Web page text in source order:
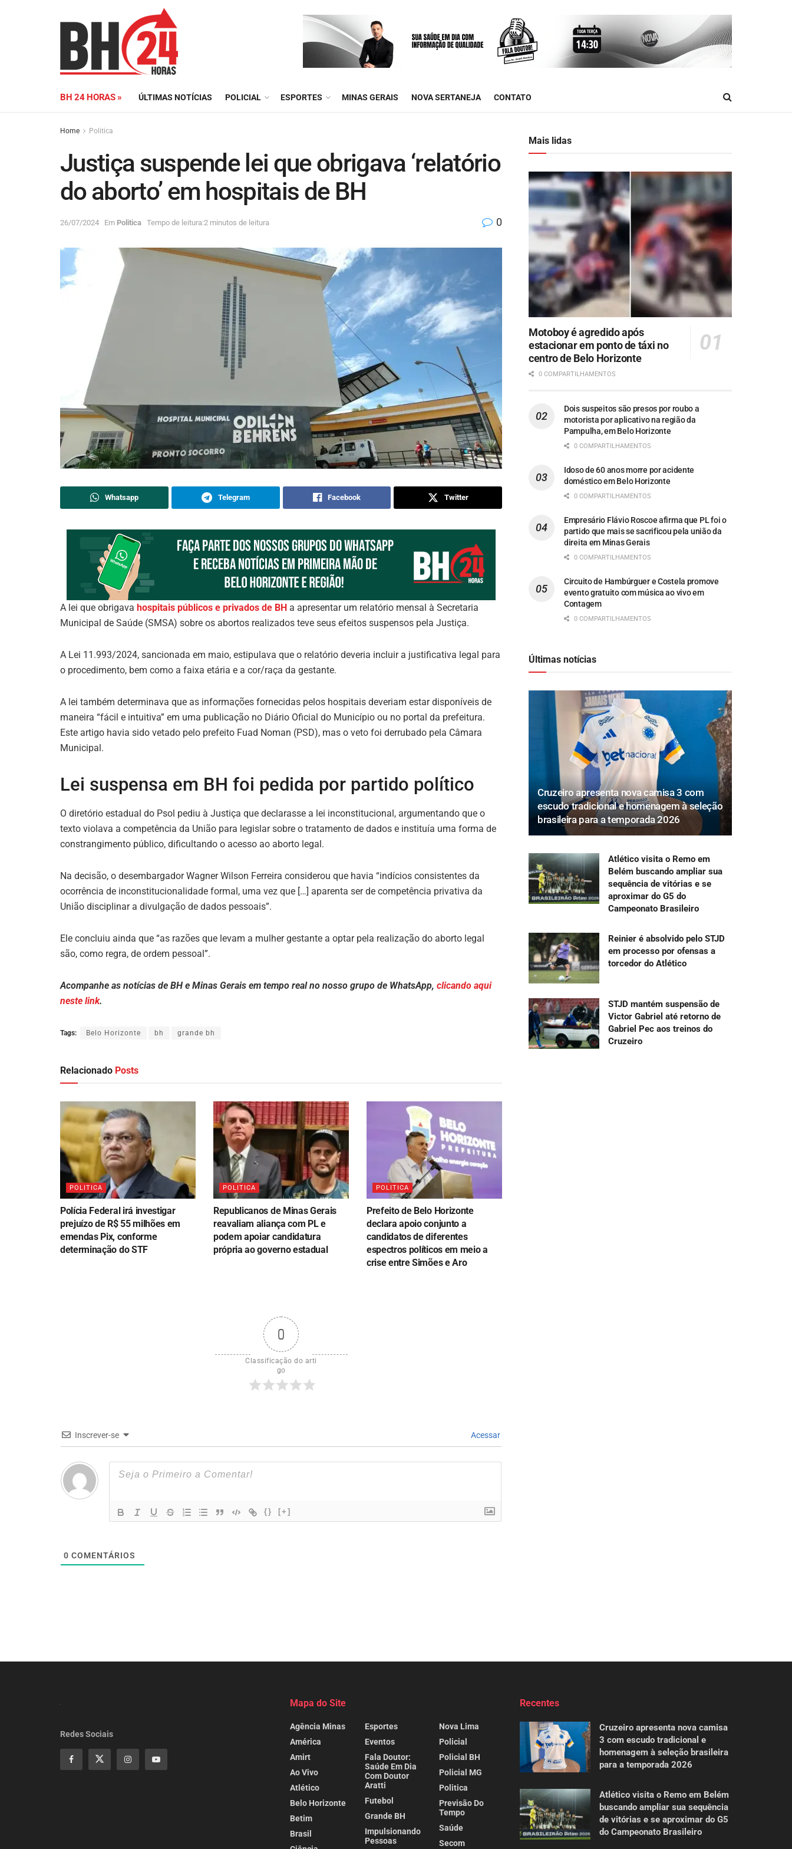
BH 24 HORAS » ÚLTIMAS NOTÍCIAS POLICIAL ESPORTES MINAS GERAIS NOVA SERTANEJA CONTATO
Home Politica
Justiça suspende lei que obrigava ‘relatório
do aborto’ em hospitais de BH
26/07/2024 Em Politica Tempo de leitura:2 minutos de leitura 0
Whatsapp Telegram Facebook Twitter
A lei que obrigava hospitais públicos e privados de BH a apresentar um relatório mensal à Secretaria
Municipal de Saúde (SMSA) sobre os abortos realizados teve seus efeitos suspensos pela Justiça.
A Lei 11.993/2024, sancionada em maio, estipulava que o relatório deveria incluir a justificativa legal para
o procedimento, bem como a faixa etária e a cor/raça da gestante.
A lei também determinava que as informações fornecidas pelos hospitais deveriam estar disponíveis de
maneira “fácil e intuitiva” em uma publicação no Diário Oficial do Município ou no portal da prefeitura.
Este artigo havia sido vetado pelo prefeito Fuad Noman (PSD), mas o veto foi derrubado pela Câmara
Municipal.
Lei suspensa em BH foi pedida por partido político
O diretório estadual do Psol pediu à Justiça que declarasse a lei inconstitucional, argumentando que o
texto violava a competência da União para legislar sobre o tratamento de dados e instituía uma forma de
constrangimento público, dificultando o acesso ao aborto legal.
Na decisão, o desembargador Wagner Wilson Ferreira considerou que havia “indícios consistentes da
ocorrência de inconstitucionalidade formal, uma vez que […] aparenta ser de competência privativa da
União disciplinar a divulgação de dados pessoais”.
Ele concluiu ainda que “as razões que levam a mulher gestante a optar pela realização do aborto legal
são, como regra, de ordem pessoal”.
Acompanhe as notícias de BH e Minas Gerais em tempo real no nosso grupo de WhatsApp, clicando aqui
neste link.
Tags: Belo Horizonte bh grande bh
Relacionado Posts
POLITICA
Polícia Federal irá investigar
prejuízo de R$ 55 milhões em
emendas Pix, conforme
determinação do STF
POLITICA
Republicanos de Minas Gerais
reavaliam aliança com PL e
podem apoiar candidatura
própria ao governo estadual
POLITICA
Prefeito de Belo Horizonte
declara apoio conjunto a
candidatos de diferentes
espectros políticos em meio a
crise entre Simões e Aro
0
Classificação do arti
go
Inscrever-se Acessar
{} [+]
0 COMENTÁRIOS
Mais lidas
Motoboy é agredido após
estacionar em ponto de táxi no
centro de Belo Horizonte
0 COMPARTILHAMENTOS
Dois suspeitos são presos por roubo a
motorista por aplicativo na região da
Pampulha, em Belo Horizonte
0 COMPARTILHAMENTOS
Idoso de 60 anos morre por acidente
doméstico em Belo Horizonte
0 COMPARTILHAMENTOS
Empresário Flávio Roscoe afirma que PL foi o
partido que mais se sacrificou pela união da
direita em Minas Gerais
0 COMPARTILHAMENTOS
Circuito de Hambúrguer e Costela promove
evento gratuito com música ao vivo em
Contagem
0 COMPARTILHAMENTOS
Últimas notícias
Cruzeiro apresenta nova camisa 3 com
escudo tradicional e homenagem à seleção
brasileira para a temporada 2026
Atlético visita o Remo em
Belém buscando ampliar sua
sequência de vitórias e se
aproximar do G5 do
Campeonato Brasileiro
Reinier é absolvido pelo STJD
em processo por ofensas a
torcedor do Atlético
STJD mantém suspensão de
Victor Gabriel até retorno de
Gabriel Pec aos treinos do
Cruzeiro
Redes Sociais
Mapa do Site
Agência Minas
América
Amirt
Ao Vivo
Atlético
Belo Horizonte
Betim
Brasil
Esportes
Eventos
Fala Doutor:
Saúde Em Dia
Com Doutor
Aratti
Futebol
Grande BH
Impulsionando
Pessoas
Nova Lima
Policial
Policial BH
Policial MG
Politica
Previsão Do
Tempo
Saúde
Secom
Recentes
Cruzeiro apresenta nova camisa
3 com escudo tradicional e
homenagem à seleção brasileira
para a temporada 2026
Atlético visita o Remo em Belém
buscando ampliar sua sequência
de vitórias e se aproximar do G5
do Campeonato Brasileiro